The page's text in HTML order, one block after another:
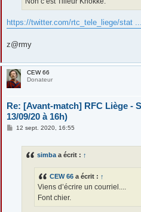
https://twitter.com/rtc_tele_liege/stat
z@rmy
CEW 66
Donateur
Re: [Avant-match] RFC Liège -
13/09/20 à 16h)
M
12 sept. 2020, 16:55
simba a écrit : ↑
CEW 66 a écrit : ↑
Viens d’écrire un courriel....
Font chier.